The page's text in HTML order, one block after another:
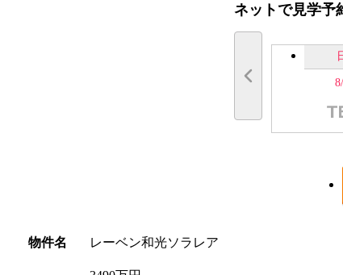
ネットで見学予
物件名 レーベン和光ソラレア